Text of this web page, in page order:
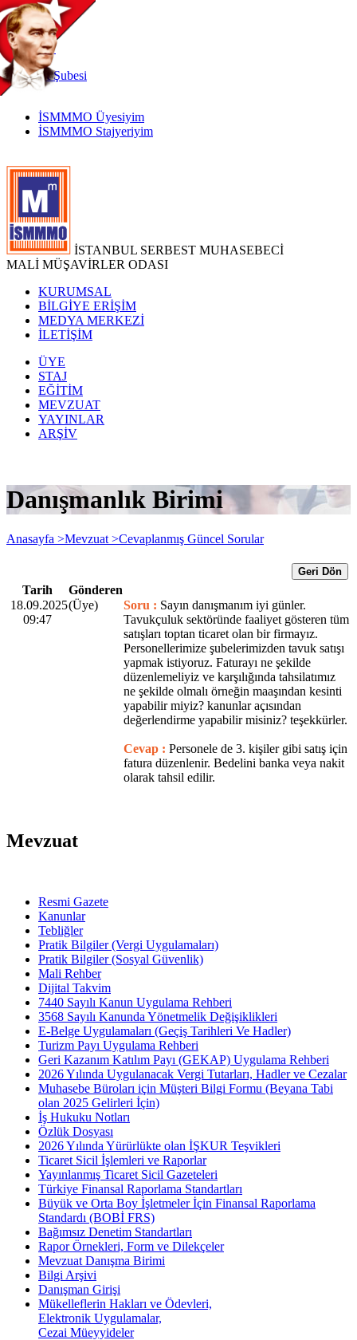
TR
|
EN
İnternetŞubesi
İSMMMO Üyesiyim
İSMMMO Stajyeriyim
İSTANBUL SERBEST MUHASEBECİ
MALİ MÜŞAVİRLER ODASI
KURUMSAL
BİLGİYE ERİŞİM
MEDYA MERKEZİ
İLETİŞİM
ÜYE
STAJ
EĞİTİM
MEVZUAT
YAYINLAR
ARŞİV
Danışmanlık Birimi
Anasayfa >Mevzuat >Cevaplanmış Güncel Sorular
Geri Dön
Tarih
Gönderen
18.09.2025
09:47
(Üye) Soru : Sayın danışmanım iyi günler.
Tavukçuluk sektöründe faaliyet gösteren tüm
satışları toptan ticaret olan bir firmayız.
Personellerimize şubelerimizden tavuk satışı
yapmak istiyoruz. Faturayı ne şekilde
düzenlemeliyiz ve karşılığında tahsilatımız
ne şekilde olmalı örneğin maaşından kesinti
yapabilir miyiz? kanunlar açısından
değerlendirme yapabilir misiniz? teşekkürler.
Cevap : Personele de 3. kişiler gibi satış için
fatura düzenlenir. Bedelini banka veya nakit
olarak tahsil edilir.
Mevzuat
Resmi Gazete
Kanunlar
Tebliğler
Pratik Bilgiler (Vergi Uygulamaları)
Pratik Bilgiler (Sosyal Güvenlik)
Mali Rehber
Dijital Takvim
7440 Sayılı Kanun Uygulama Rehberi
3568 Sayılı Kanunda Yönetmelik Değişiklikleri
E-Belge Uygulamaları (Geçiş Tarihleri Ve Hadler)
Turizm Payı Uygulama Rehberi
Geri Kazanım Katılım Payı (GEKAP) Uygulama Rehberi
2026 Yılında Uygulanacak Vergi Tutarları, Hadler ve Cezalar
Muhasebe Büroları için Müşteri Bilgi Formu (Beyana Tabi
olan 2025 Gelirleri İçin)
İş Hukuku Notları
Özlük Dosyası
2026 Yılında Yürürlükte olan İŞKUR Teşvikleri
Ticaret Sicil İşlemleri ve Raporlar
Yayınlanmış Ticaret Sicil Gazeteleri
Türkiye Finansal Raporlama Standartları
Büyük ve Orta Boy İşletmeler İçin Finansal Raporlama
Standardı (BOBİ FRS)
Bağımsız Denetim Standartları
Rapor Örnekleri, Form ve Dilekçeler
Mevzuat Danışma Birimi
Bilgi Arşivi
Danışman Girişi
Mükelleflerin Hakları ve Ödevleri,
Elektronik Uygulamalar,
Cezai Müeyyideler